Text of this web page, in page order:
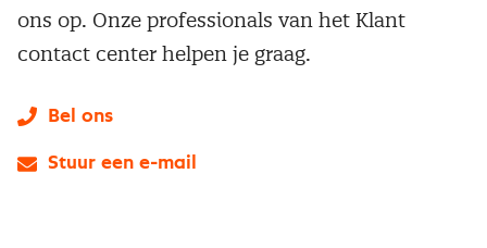
ons op. Onze professionals van het Klant
contact center helpen je graag.
Bel ons
Stuur een e-mail